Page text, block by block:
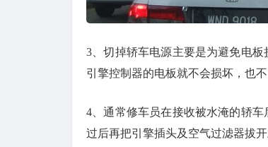
3、切掉轿车电源主要是为避免电
引擎控制器的电板就不会损坏，也
4、通常修车员在接收被水淹的轿
过后再把引擎插头及空气过滤器拔